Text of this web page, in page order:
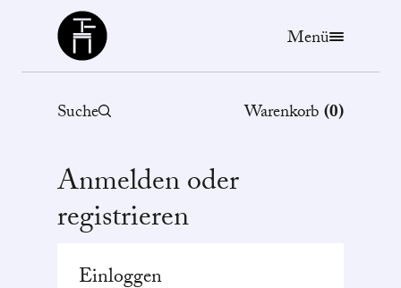
Büchergilde
Menü
Suche Warenkorb(0)
Anmelden oder
registrieren
Einloggen